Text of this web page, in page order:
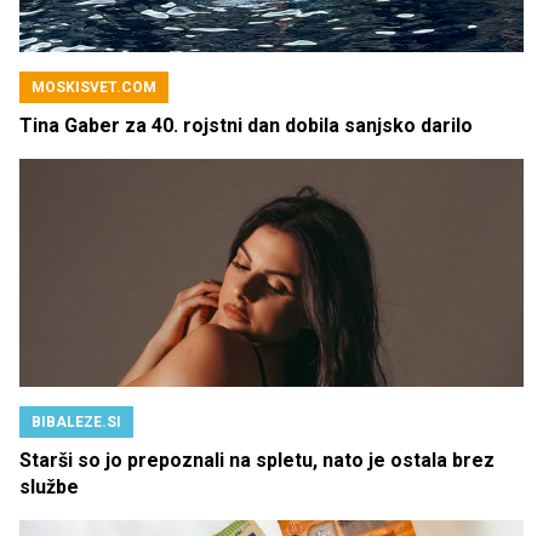
MOSKISVET.COM
Tina Gaber za 40. rojstni dan dobila sanjsko darilo
BIBALEZE.SI
Starši so jo prepoznali na spletu, nato je ostala brez
službe